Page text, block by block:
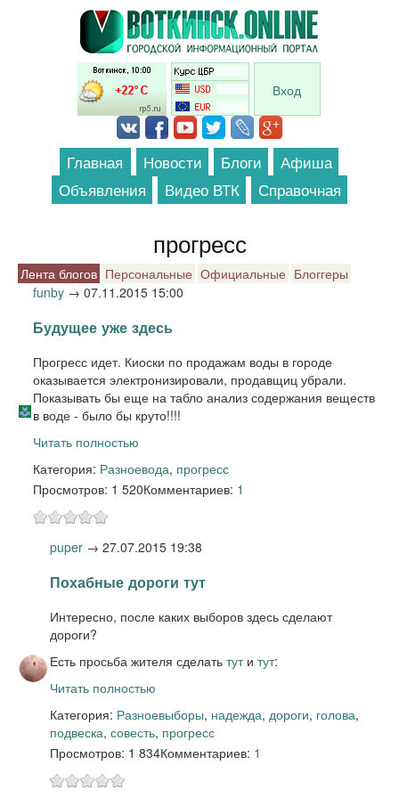
Перейти к основному содержанию
Вход
Главная Новости Блоги
Афиша
Объявления
Видео ВТК Справочная
прогресс
Лента блогов Персональные Официальные Блоггеры
funby → 07.11.2015 15:00
Будущее уже здесь
Прогресс идет. Киоски по продажам воды в городе
оказывается электронизировали, продавщиц убрали.
Показывать бы еще на табло анализ содержания веществ
в воде - было бы круто!!!!
Читать полностью
Категория: Разноевода, прогресс
Просмотров: 1 520Комментариев: 1
puper → 27.07.2015 19:38
Похабные дороги тут
Интересно, после каких выборов здесь сделают
дороги?
Есть просьба жителя сделать тути тут:
Читать полностью
Категория: Разноевыборы, надежда, дороги, голова,
подвеска, совесть, прогресс
Просмотров: 1 834Комментариев: 1